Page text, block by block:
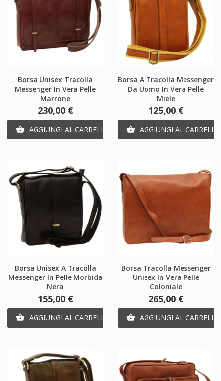
Borsa Unisex Tracolla
Messenger In Vera Pelle
Marrone
Prezzo
230,00 €
 AGGIUNGI AL CARRELLO
Borsa A Tracolla Messenger
Da Uomo In Vera Pelle
Miele
Prezzo
125,00 €
 AGGIUNGI AL CARRELLO
Borsa Unisex A Tracolla
Messenger In Pelle Morbida
Nera
Prezzo
155,00 €
 AGGIUNGI AL CARRELLO
Borsa Tracolla Messenger
Unisex In Vera Pelle
Coloniale
Prezzo
265,00 €
 AGGIUNGI AL CARRELLO